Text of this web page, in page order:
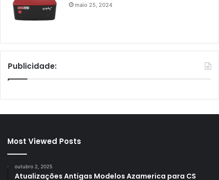
maio 25, 2024
Publicidade:
Most Viewed Posts
outubro 2, 2025
Atualizações Antigas Modelos Azamerica para CS